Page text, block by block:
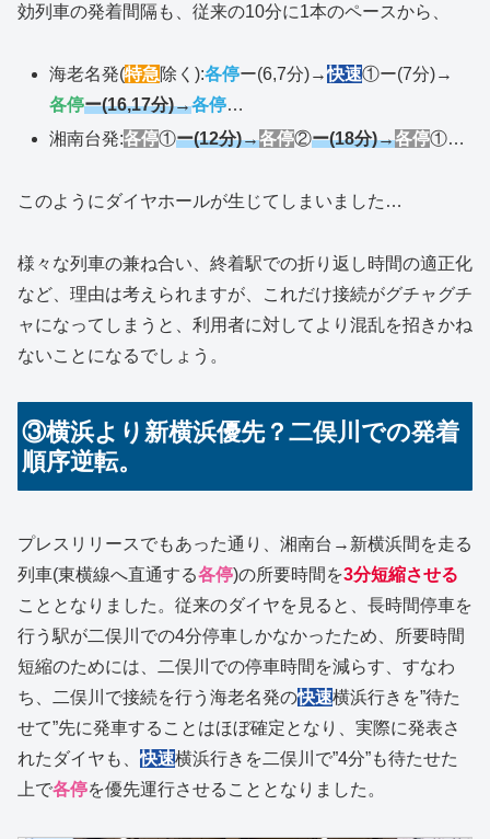
効列車の発着間隔も、従来の10分に1本のペースから、
海老名発(特急除く):各停ー(6,7分)→快速①ー(7分)→
各停ー(16,17分)→各停…
湘南台発:各停①ー(12分)→各停②ー(18分)→各停①…
このようにダイヤホールが生じてしまいました…
様々な列車の兼ね合い、終着駅での折り返し時間の適正化
など、理由は考えられますが、これだけ接続がグチャグチ
ャになってしまうと、利用者に対してより混乱を招きかね
ないことになるでしょう。
③横浜より新横浜優先？二俣川での発着
順序逆転。
プレスリリースでもあった通り、湘南台→新横浜間を走る
列車(東横線へ直通する各停)の所要時間を3分短縮させる
こととなりました。従来のダイヤを見ると、長時間停車を
行う駅が二俣川での4分停車しかなかったため、所要時間
短縮のためには、二俣川での停車時間を減らす、すなわ
ち、二俣川で接続を行う海老名発の快速横浜行きを”待た
せて”先に発車することはほぼ確定となり、実際に発表さ
れたダイヤも、 快速横浜行きを二俣川で”4分”も待たせた
上で各停を優先運行させることとなりました。